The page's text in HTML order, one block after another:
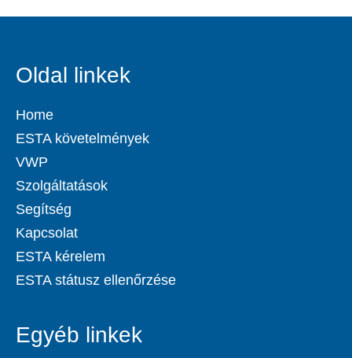
Oldal linkek
Home
ESTA követelmények
VWP
Szolgáltatások
Segítség
Kapcsolat
ESTA kérelem
ESTA státusz ellenőrzése
Egyéb linkek